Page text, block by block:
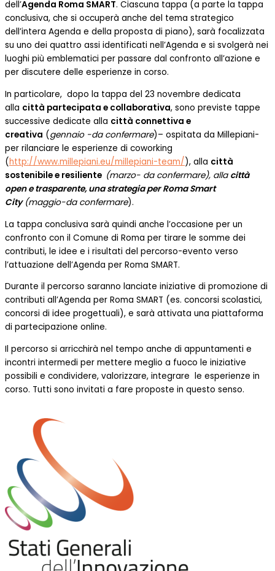
dell’Agenda Roma SMART. Ciascuna tappa (a parte la tappa
conclusiva, che si occuperà anche del tema strategico
dell’intera Agenda e della proposta di piano), sarà focalizzata
su uno dei quattro assi identificati nell’Agenda e si svolgerà nei
luoghi più emblematici per passare dal confronto all’azione e
per discutere delle esperienze in corso.
In particolare, dopo la tappa del 23 novembre dedicata
alla città partecipata e collaborativa, sono previste tappe
successive dedicate alla città connettiva e
creativa (gennaio -da confermare)– ospitata da Millepiani-
per rilanciare le esperienze di coworking
(http://www.millepiani.eu/millepiani-team/), alla città
sostenibile e resiliente (marzo- da confermare), alla città
open e trasparente, una strategia per Roma Smart
City(maggio-da confermare).
La tappa conclusiva sarà quindi anche l’occasione per un
confronto con il Comune di Roma per tirare le somme dei
contributi, le idee e i risultati del percorso-evento verso
l’attuazione dell’Agenda per Roma SMART.
Durante il percorso saranno lanciate iniziative di promozione di
contributi all’Agenda per Roma SMART (es. concorsi scolastici,
concorsi di idee progettuali), e sarà attivata una piattaforma
di partecipazione online.
Il percorso si arricchirà nel tempo anche di appuntamenti e
incontri intermedi per mettere meglio a fuoco le iniziative
possibili e condividere, valorizzare, integrare le esperienze in
corso. Tutti sono invitati a fare proposte in questo senso.